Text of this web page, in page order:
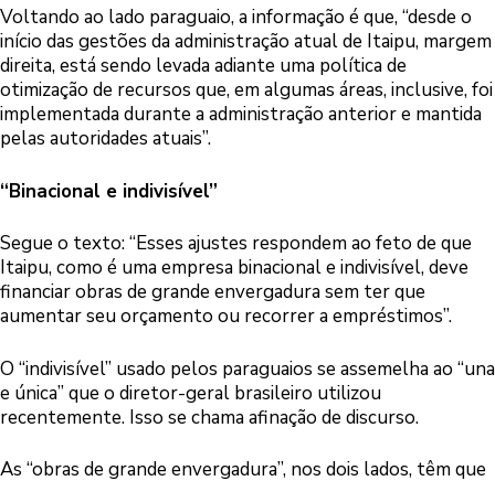
Voltando ao lado paraguaio, a informação é que, “desde o
início das gestões da administração atual de Itaipu, margem
direita, está sendo levada adiante uma política de
otimização de recursos que, em algumas áreas, inclusive, foi
implementada durante a administração anterior e mantida
pelas autoridades atuais”.
“Binacional e indivisível”
Segue o texto: “Esses ajustes respondem ao feto de que
Itaipu, como é uma empresa binacional e indivisível, deve
financiar obras de grande envergadura sem ter que
aumentar seu orçamento ou recorrer a empréstimos”.
O “indivisível” usado pelos paraguaios se assemelha ao “una
e única” que o diretor-geral brasileiro utilizou
recentemente. Isso se chama afinação de discurso.
As “obras de grande envergadura”, nos dois lados, têm que